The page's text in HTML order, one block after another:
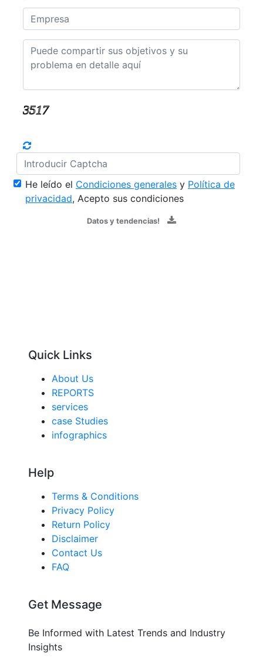
He leído el Condiciones generales y Política de
privacidad, Acepto sus condiciones
Datos y tendencias!
Quick Links
About Us
REPORTS
services
case Studies
infographics
Help
Terms & Conditions
Privacy Policy
Return Policy
Disclaimer
Contact Us
FAQ
Get Message
Be Informed with Latest Trends and Industry
Insights